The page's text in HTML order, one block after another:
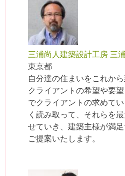
三浦尚人建築設計工房 三
東京都
自分達の住まいをこれか
クライアントの希望や要
でクライアントの求めて
く読み取って、それらを
せていき、建築主様が満
ご提案いたします。